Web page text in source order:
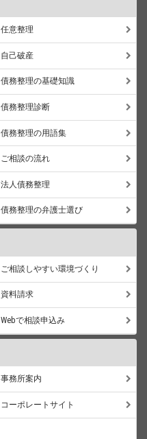
任意整理
自己破産
債務整理の基礎知識
債務整理診断
債務整理の用語集
ご相談の流れ
法人債務整理
債務整理の弁護士選び
ご相談しやすい環境づくり
資料請求
Webで相談申込み
事務所案内
コーポレートサイト